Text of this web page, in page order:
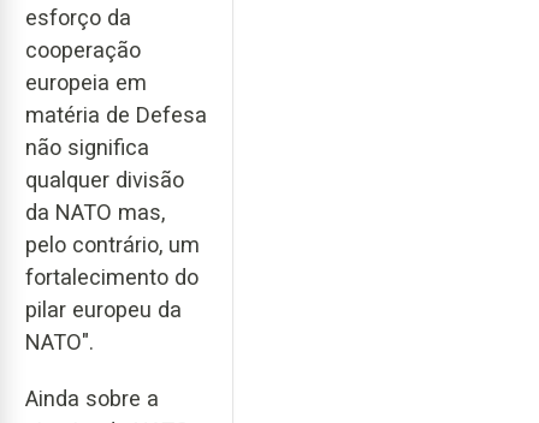
esforço da
cooperação
europeia em
matéria de Defesa
não significa
qualquer divisão
da NATO mas,
pelo contrário, um
fortalecimento do
pilar europeu da
NATO".
Ainda sobre a